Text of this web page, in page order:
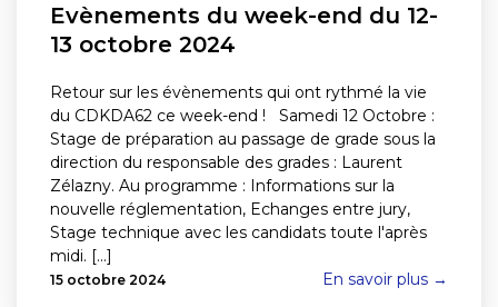
Evènements du week-end du 12-
13 octobre 2024
Retour sur les évènements qui ont rythmé la vie
du CDKDA62 ce week-end ! Samedi 12 Octobre :
Stage de préparation au passage de grade sous la
direction du responsable des grades : Laurent
Zélazny. Au programme : Informations sur la
nouvelle réglementation, Echanges entre jury,
Stage technique avec les candidats toute l'après
midi. [...]
15 octobre 2024 En savoir plus →